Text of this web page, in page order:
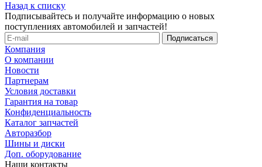
Назад к списку
Подписывайтесь и получайте информацию о новых
поступлениях автомобилей и запчастей!
Компания
О компании
Новости
Партнерам
Условия доставки
Гарантия на товар
Конфиденциальность
Каталог запчастей
Авторазбор
Шины и диски
Доп. оборудование
Наши контакты